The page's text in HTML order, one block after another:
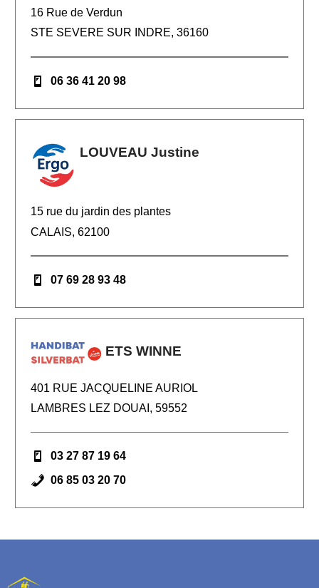
16 Rue de Verdun
STE SEVERE SUR INDRE, 36160
06 36 41 20 98
LOUVEAU Justine
15 rue du jardin des plantes
CALAIS, 62100
07 69 28 93 48
ETS WINNE
401 RUE JACQUELINE AURIOL
LAMBRES LEZ DOUAI, 59552
03 27 87 19 64
06 85 03 20 70